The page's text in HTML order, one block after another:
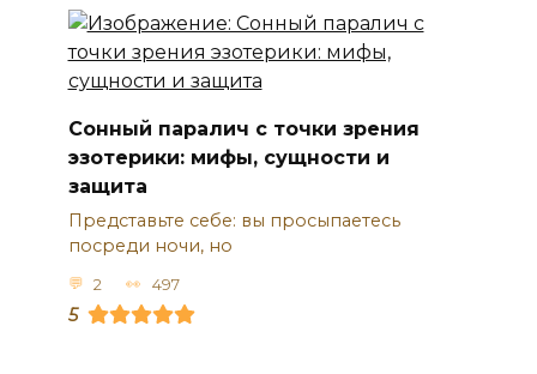
Сонный паралич с точки зрения
эзотерики: мифы, сущности и
защита
Представьте себе: вы просыпаетесь
посреди ночи, но
2 497
5